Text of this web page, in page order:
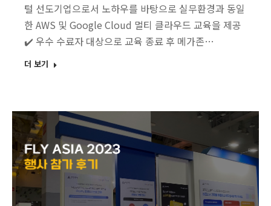
털 선도기업으로서 노하우를 바탕으로 실무환경과 동일
한 AWS 및 Google Cloud 멀티 클라우드 교육을 제공
✔️ 우수 수료자 대상으로 교육 종료 후 메가존…
더 보기